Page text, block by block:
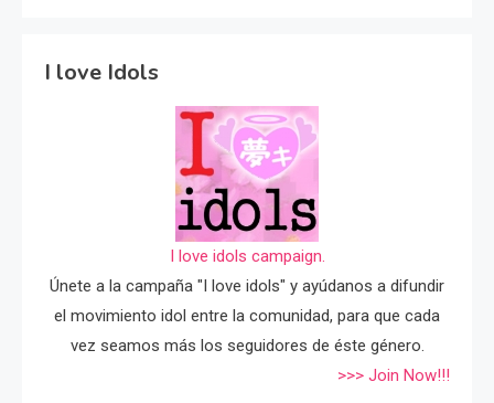
I love Idols
I love idols campaign.
Únete a la campaña "I love idols" y ayúdanos a difundir
el movimiento idol entre la comunidad, para que cada
vez seamos más los seguidores de éste género.
>>> Join Now!!!